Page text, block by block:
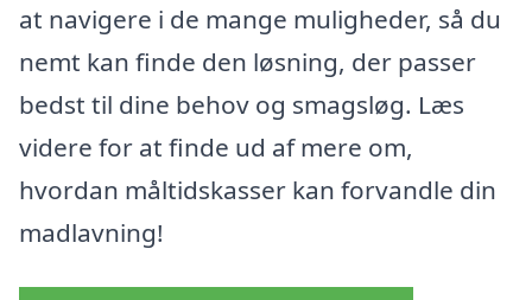
at navigere i de mange muligheder, så du
nemt kan finde den løsning, der passer
bedst til dine behov og smagsløg. Læs
videre for at finde ud af mere om,
hvordan måltidskasser kan forvandle din
madlavning!